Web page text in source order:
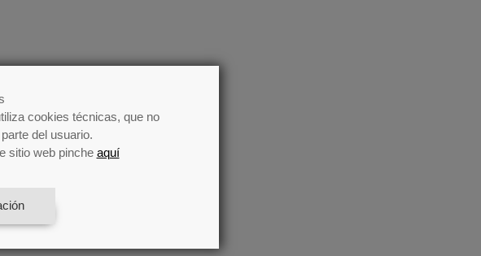
cookies técnicas, que no
del usuario.
sitio web pinche aquí